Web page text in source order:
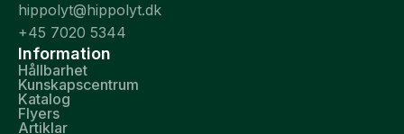
hippolyt@hippolyt.dk
+45 7020 5344
Information
Hållbarhet
Kunskapscentrum
Katalog
Flyers
Artiklar